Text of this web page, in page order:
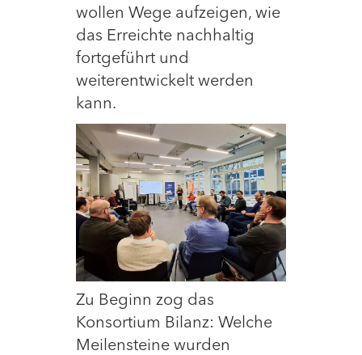
wollen Wege aufzeigen, wie
das Erreichte nachhaltig
fortgeführt und
weiterentwickelt werden
kann.
Zu Beginn zog das
Konsortium Bilanz: Welche
Meilensteine wurden